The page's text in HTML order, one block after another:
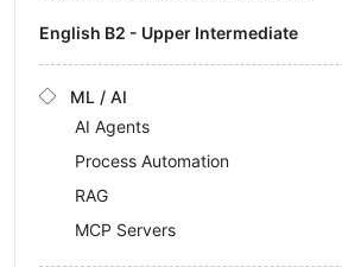
English B2 - Upper Intermediate
ML / AI
AI Agents
Process Automation
RAG
MCP Servers